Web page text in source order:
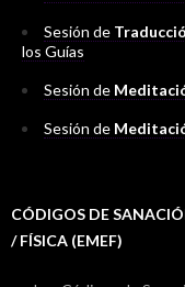
Sesión de
los Guías
Sesión de
Sesión de
CÓDIGOS DE
/ FÍSICA (EMEF)